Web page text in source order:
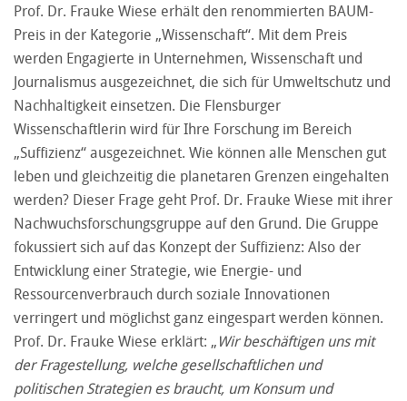
Prof. Dr. Frauke Wiese erhält den renommierten BAUM-
Preis in der Kategorie „Wissenschaft“. Mit dem Preis
werden Engagierte in Unternehmen, Wissenschaft und
Journalismus ausgezeichnet, die sich für Umweltschutz und
Nachhaltigkeit einsetzen. Die Flensburger
Wissenschaftlerin wird für Ihre Forschung im Bereich
„Suffizienz“ ausgezeichnet. Wie können alle Menschen gut
leben und gleichzeitig die planetaren Grenzen eingehalten
werden? Dieser Frage geht Prof. Dr. Frauke Wiese mit ihrer
Nachwuchsforschungsgruppe auf den Grund. Die Gruppe
fokussiert sich auf das Konzept der Suffizienz: Also der
Entwicklung einer Strategie, wie Energie- und
Ressourcenverbrauch durch soziale Innovationen
verringert und möglichst ganz eingespart werden können.
Prof. Dr. Frauke Wiese erklärt: „Wir beschäftigen uns mit
der Fragestellung, welche gesellschaftlichen und
politischen Strategien es braucht, um Konsum und